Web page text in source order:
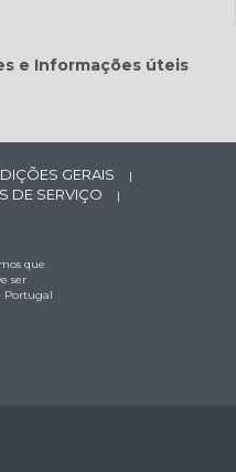
e Informações úteis
GERAIS |
DE SERVIÇO |
que
ser
Portugal